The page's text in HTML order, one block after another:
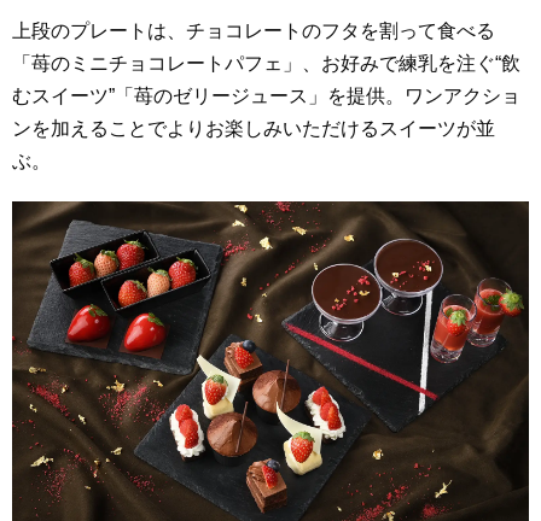
上段のプレートは、チョコレートのフタを割って食べる
「苺のミニチョコレートパフェ」、お好みで練乳を注ぐ“飲
むスイーツ”「苺のゼリージュース」を提供。ワンアクショ
ンを加えることでよりお楽しみいただけるスイーツが並
ぶ。